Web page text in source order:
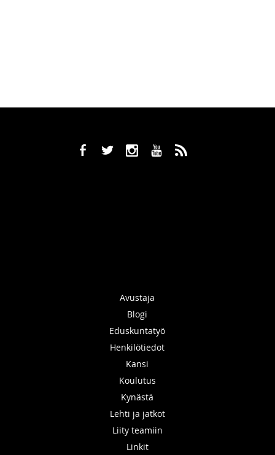
b a x r ,
Avustaja
Blogi
Eduskuntatyö
Henkilötiedot
Kansi
Koulutus
Kynästä
Lehti ja jatkot
Liity teamiin
Linkit